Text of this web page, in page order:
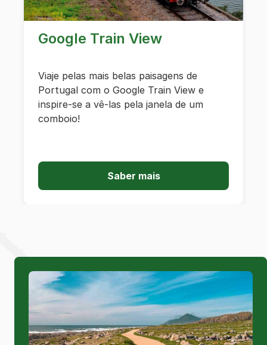
Google Train View
Viaje pelas mais belas paisagens de
Portugal com o Google Train View e
inspire-se a vê-las pela janela de um
comboio!
Saber mais